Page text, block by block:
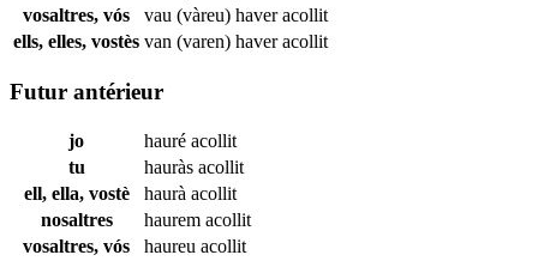
vosaltres, vós
vau (vàreu) haveracollit
ells, elles, vostès van (varen) haveracollit
Futur antérieur
jo hauré acollit
tu
hauràs acollit
ell, ella, vostè
haurà acollit
nosaltres
haurem acollit
vosaltres, vós
haureu acollit